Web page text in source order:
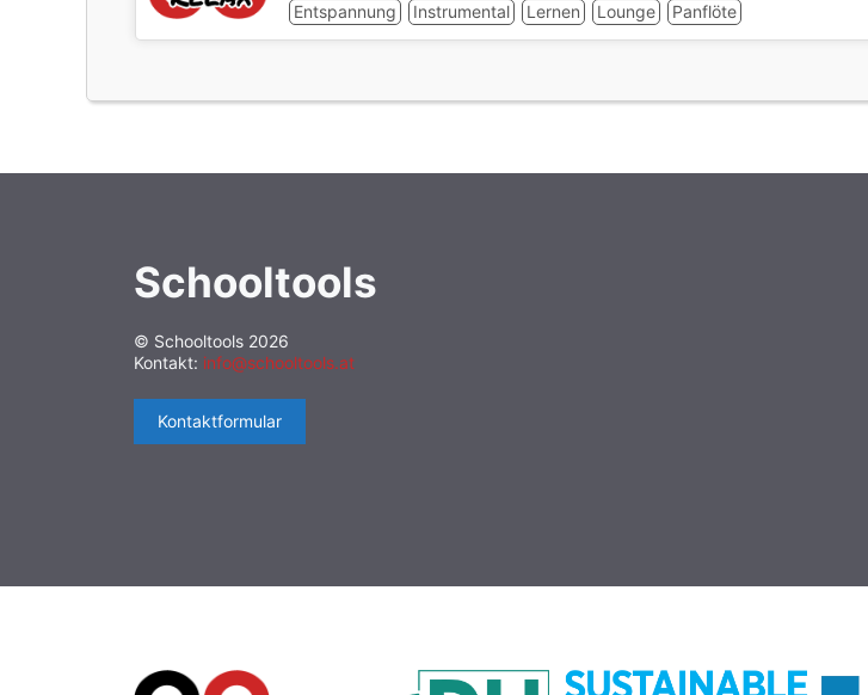
Entspannung Instrumental Lernen Lounge Panflöte
Schooltools
© Schooltools 2026
Kontakt: info@schooltools.at
Kontaktformular